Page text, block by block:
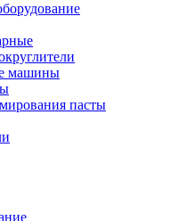
машины
пасты